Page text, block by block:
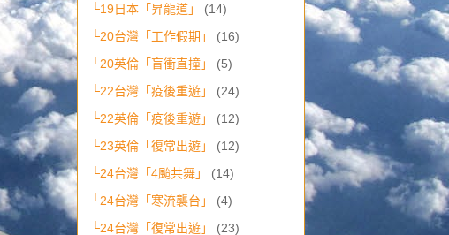
└19日本「昇龍道」
(14)
└20台灣「工作假期」
(16)
└20英倫「盲衝直撞」
(5)
└22台灣「疫後重遊」
(24)
└22英倫「疫後重遊」
(12)
└23英倫「復常出遊」
(12)
└24台灣「4颱共舞」
(14)
└24台灣「寒流襲台」
(4)
└24台灣「復常出遊」
(23)